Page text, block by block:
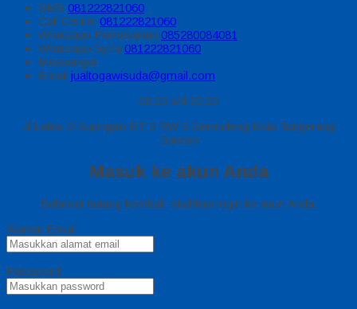
SMS 081222821060
Call Center 081222821060
Whatsapp Pemesanan 085280084081
Whatsapp Syifa 081222821060
Messenger
Email jualtogawisuda@gmail.com
08.00 s/d 20.00
Jl Letda D Suprapto RT 3 RW 5 Gerendeng Kota Tangerang
Banten
Masuk ke akun Anda
Selamat datang kembali, silahkan login ke akun Anda.
Alamat Email
Password